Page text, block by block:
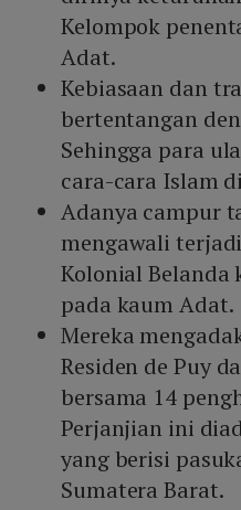
Kelompok
Adat.
Kebiasaan dan
bertentangan
Sehingga para
cara-cara Islam
Adanya campur
mengawali
Kolonial
pada kaum Adat.
Mereka
Residen de Puy
bersama 14
Perjanjian ini
yang berisi
Sumatera Barat.